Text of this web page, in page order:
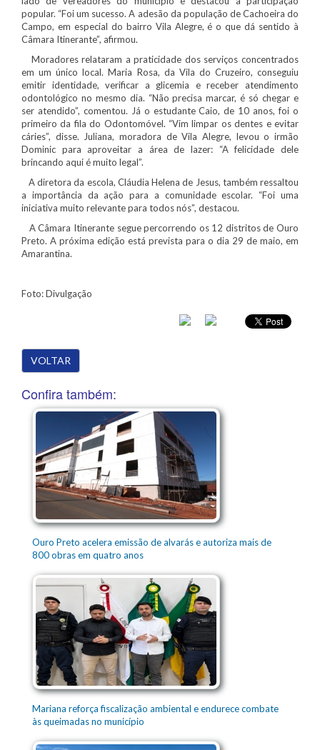
popular. “Foi um sucesso. A adesão da população de Cachoeira do
Campo, em especial do bairro Vila Alegre, é o que dá sentido à
Câmara Itinerante”, afirmou.
Moradores relataram a praticidade dos serviços concentrados
em um único local. Maria Rosa, da Vila do Cruzeiro, conseguiu
emitir identidade, verificar a glicemia e receber atendimento
odontológico no mesmo dia. “Não precisa marcar, é só chegar e
ser atendido”, comentou. Já o estudante Caio, de 10 anos, foi o
primeiro da fila do Odontomóvel. “Vim limpar os dentes e evitar
cáries”, disse. Juliana, moradora de Vila Alegre, levou o irmão
Dominic para aproveitar a área de lazer: “A felicidade dele
brincando aqui é muito legal”.
A diretora da escola, Cláudia Helena de Jesus, também ressaltou
a importância da ação para a comunidade escolar. “Foi uma
iniciativa muito relevante para todos nós”, destacou.
A Câmara Itinerante segue percorrendo os 12 distritos de Ouro
Preto. A próxima edição está prevista para o dia 29 de maio, em
Amarantina.
Foto: Divulgação
VOLTAR
Confira também:
Ouro Preto acelera emissão de alvarás e autoriza mais de
800 obras em quatro anos
Mariana reforça fiscalização ambiental e endurece combate
às queimadas no município